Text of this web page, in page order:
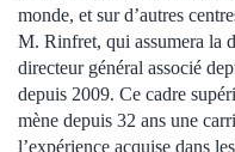
monde, et sur d’autres
M. Rinfret, qui assumera la
directeur général associé
depuis 2009. Ce cadre
mène depuis 32 ans une
l’expérience acquise dans